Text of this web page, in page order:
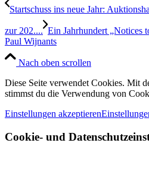
Startschuss ins neue Jahr:
zur 202.... Ein Jahrhundert „Notices
Paul Wijnants
Nach oben scrollen
Diese Seite verwendet Cookies. Mit
stimmst du die Verwendung von
Einstellungen akzeptieren
Cookie- und